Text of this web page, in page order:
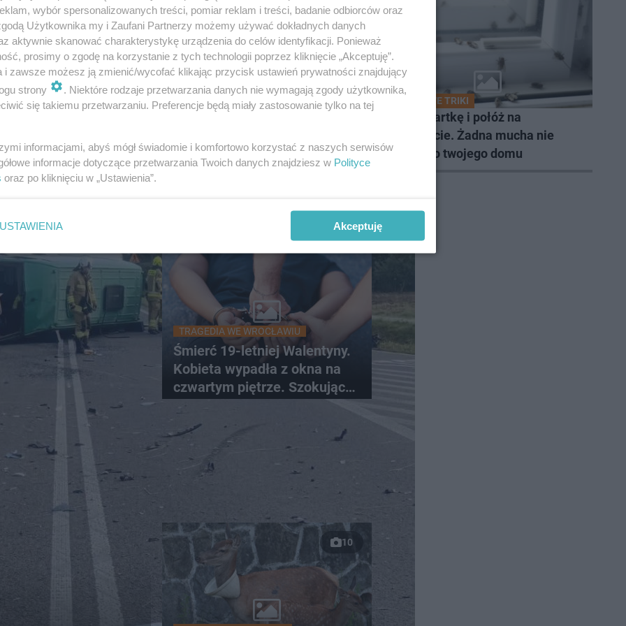
PORZĄDKI
noc
RZADKIE IMIONA
nosi je zaledwie 3 kobiety
DOMOWE TRIKI
Zwilż kartkę i połóż na
parapecie. Żadna mucha nie
wleci do twojego domu
TRAGEDIA WE WROCŁAWIU
Śmierć 19-letniej Walentyny.
Kobieta wypadła z okna na
czwartym piętrze. Szokujące
10
wybór spersonalizowanych treści, pomiar reklam i treści, badanie odbiorców oraz
Użytkownika my i Zaufani Partnerzy możemy używać dokładnych danych
aktywnie skanować charakterystykę urządzenia do celów identyfikacji. Ponieważ
prosimy o zgodę na korzystanie z tych technologii poprzez kliknięcie „Akceptuję”.
i zawsze możesz ją zmienić/wycofać klikając przycisk ustawień prywatności znajdujący
strony
. Niektóre rodzaje przetwarzania danych nie wymagają zgody użytkownika,
się takiemu przetwarzaniu. Preferencje będą miały zastosowanie tylko na tej
informacjami, abyś mógł świadomie i komfortowo korzystać z naszych serwisów
informacje dotyczące przetwarzania Twoich danych znajdziesz w Polityce
oraz po kliknięciu w „Ustawienia”.
USTAWIENIA Akceptuję